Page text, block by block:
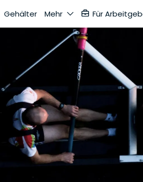
Gehälter Mehr Für